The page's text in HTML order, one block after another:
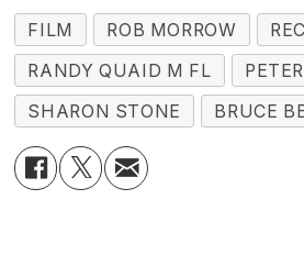
FILM ROB MORROW
RANDY QUAID M FL
SHARON STONE
BRUCE